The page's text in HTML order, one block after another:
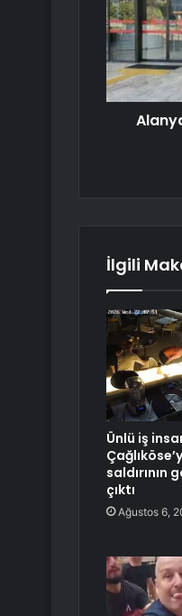
İlgili
Ünlü iş
çıktı
Ağustos 6,